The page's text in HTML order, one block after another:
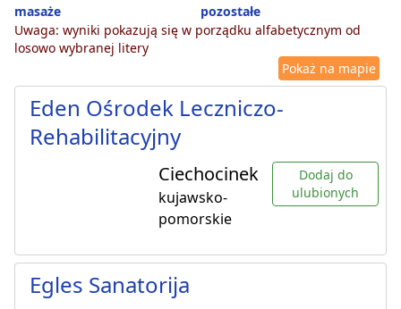
masaże
pozostałe
Uwaga: wyniki pokazują się w porządku alfabetycznym od
losowo wybranej litery
Pokaż na mapie
Eden Ośrodek Leczniczo-
Rehabilitacyjny
Ciechocinek
kujawsko-
pomorskie
Dodaj do
ulubionych
Egles Sanatorija